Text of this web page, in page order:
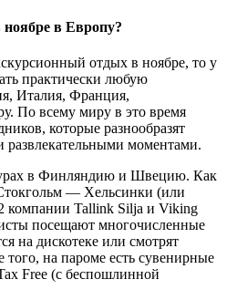
ноябре в Европу?
отдых в ноябре, то у
практически любую
Италия, Франция,
По всему миру в это время
которые разнообразят
развлекательными моментами.
в Финляндию и Швецию. Как
— Хельсинки (или
компании Tallink Silja и Viking
посещают многочисленные
на дискотеке или смотрят
на пароме есть сувенирные
Free (с беспошлинной